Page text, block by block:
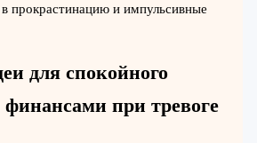
прокрастинацию и импульсивные
для спокойного
при тревоге